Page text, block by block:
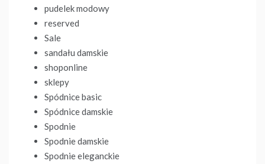
pudelek modowy
reserved
Sale
sandału damskie
shoponline
sklepy
Spódnice basic
Spódnice damskie
Spodnie
Spodnie damskie
Spodnie eleganckie